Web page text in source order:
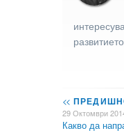
<<
29 Октомври
Какво да